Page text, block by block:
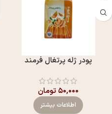
پودر ژله پرتغال فرمند
۵۰,۰۰۰ تومان
اطلاعات بیشتر